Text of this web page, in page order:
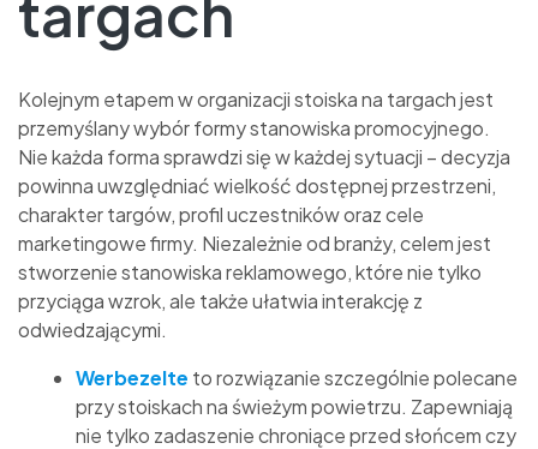
Kolejnym etapem w organizacji stoiska na targach jest
przemyślany wybór formy stanowiska promocyjnego.
Nie każda forma sprawdzi się w każdej sytuacji – decyzja
powinna uwzględniać wielkość dostępnej przestrzeni,
charakter targów, profil uczestników oraz cele
marketingowe firmy. Niezależnie od branży, celem jest
stworzenie stanowiska reklamowego, które nie tylko
przyciąga wzrok, ale także ułatwia interakcję z
odwiedzającymi.
Werbezelte to rozwiązanie szczególnie polecane
przy stoiskach na świeżym powietrzu. Zapewniają
nie tylko zadaszenie chroniące przed słońcem czy